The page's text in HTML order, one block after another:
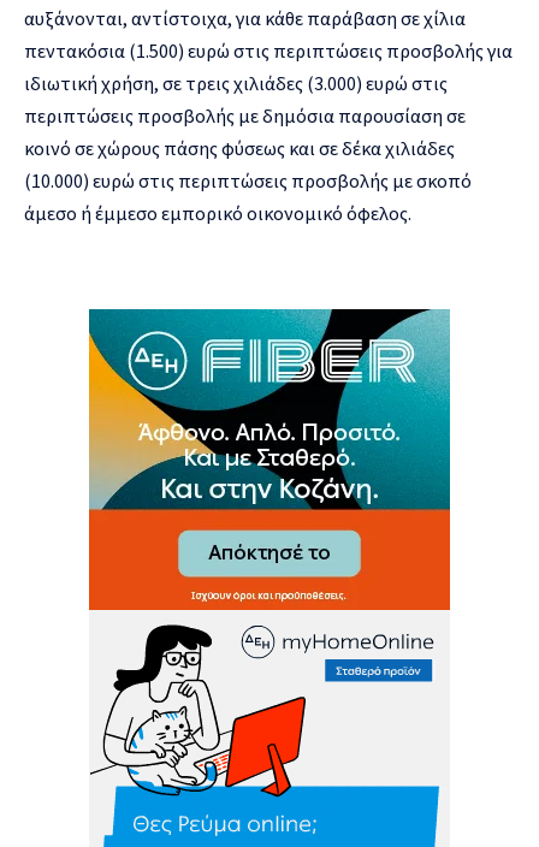
αυξάνονται, αντίστοιχα, για κάθε παράβαση σε χίλια
πεντακόσια (1.500) ευρώ στις περιπτώσεις προσβολής για
ιδιωτική χρήση, σε τρεις χιλιάδες (3.000) ευρώ στις
περιπτώσεις προσβολής με δημόσια παρουσίαση σε
κοινό σε χώρους πάσης φύσεως και σε δέκα χιλιάδες
(10.000) ευρώ στις περιπτώσεις προσβολής με σκοπό
άμεσο ή έμμεσο εμπορικό οικονομικό όφελος.